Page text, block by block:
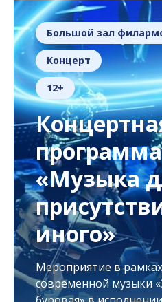
Большой зал
Концерт
12+
программа
«Музыка
иного»
Мероприятие в
современной музыки